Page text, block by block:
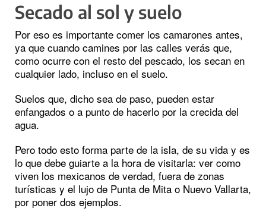
Secado al sol y suelo
Por eso es importante comer los camarones antes,
ya que cuando camines por las calles verás que,
como ocurre con el resto del pescado, los secan en
cualquier lado, incluso en el suelo.
Suelos que, dicho sea de paso, pueden estar
enfangados o a punto de hacerlo por la crecida del
agua.
Pero todo esto forma parte de la isla, de su vida y es
lo que debe guiarte a la hora de visitarla: ver como
viven los mexicanos de verdad, fuera de zonas
turísticas y el lujo de Punta de Mita o Nuevo Vallarta,
por poner dos ejemplos.